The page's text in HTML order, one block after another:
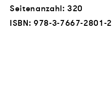
Seitenanzahl:320
ISBN: 978-3-7667-2801-2